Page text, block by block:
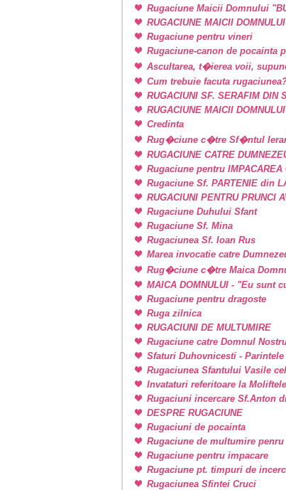
Rugaciune Maicii Domnului
RUGACIUNE MAICII
Rugaciune pentru vineri
Rugaciune-canon de pocainta
Ascultarea, t�ierea voii,
Cum trebuie facuta
RUGACIUNI SF. SERAFIM DIN
RUGACIUNE MAICII
Credinta
Rug�ciune c�tre Sf�ntul
RUGACIUNE CATRE
Rugaciune pentru IMPACAREA
Rugaciune Sf. PARTENIE din
RUGACIUNI PENTRU PRUNCI
Rugaciune Duhului Sfant
Rugaciune Sf. Mina
Rugaciunea Sf. Ioan Rus
Marea invocatie catre
Rug�ciune c�tre Maica
MAICA DOMNULUI - "Eu sunt
Rugaciune pentru dragoste
Ruga zilnica
RUGACIUNI DE MULTUMIRE
Rugaciune catre Domnul
Sfaturi Duhovnicesti -
Rugaciunea Sfantului Vasile
Invataturi referitoare la
Rugaciuni incercare Sf.Anton
DESPRE RUGACIUNE
Rugaciuni de pocainta
Rugaciune de multumire
Rugaciune pentru impacare
Rugaciune pt. timpuri de
Rugaciunea Sfintei Cruci